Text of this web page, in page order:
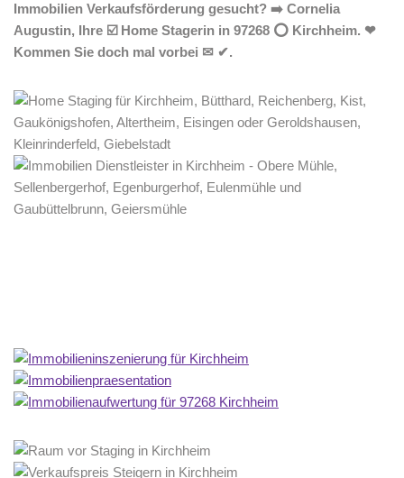
Immobilien Verkaufsförderung gesucht? ➡️ Cornelia
Augustin, Ihre ☑️ Home Stagerin in 97268 ⭕ Kirchheim. ❤
Kommen Sie doch mal vorbei ✉ ✔.